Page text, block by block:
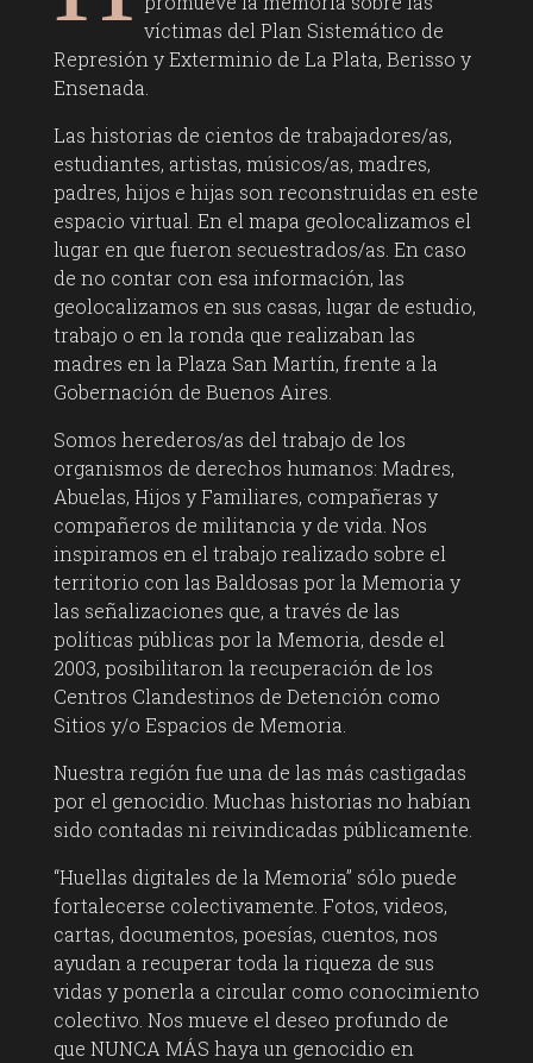
víctimas del Plan Sistemático de
Represión y Exterminio de La Plata, Berisso y
Ensenada.
Las historias de cientos de trabajadores/as,
estudiantes, artistas, músicos/as, madres,
padres, hijos e hijas son reconstruidas en este
espacio virtual. En el mapa geolocalizamos el
lugar en que fueron secuestrados/as. En caso
de no contar con esa información, las
geolocalizamos en sus casas, lugar de estudio,
trabajo o en la ronda que realizaban las
madres en la Plaza San Martín, frente a la
Gobernación de Buenos Aires.
Somos herederos/as del trabajo de los
organismos de derechos humanos: Madres,
Abuelas, Hijos y Familiares, compañeras y
compañeros de militancia y de vida. Nos
inspiramos en el trabajo realizado sobre el
territorio con las Baldosas por la Memoria y
las señalizaciones que, a través de las
políticas públicas por la Memoria, desde el
2003, posibilitaron la recuperación de los
Centros Clandestinos de Detención como
Sitios y/o Espacios de Memoria.
Nuestra región fue una de las más castigadas
por el genocidio. Muchas historias no habían
sido contadas ni reivindicadas públicamente.
“Huellas digitales de la Memoria” sólo puede
fortalecerse colectivamente. Fotos, videos,
cartas, documentos, poesías, cuentos, nos
ayudan a recuperar toda la riqueza de sus
vidas y ponerla a circular como conocimiento
colectivo. Nos mueve el deseo profundo de
que NUNCA MÁS haya un genocidio en